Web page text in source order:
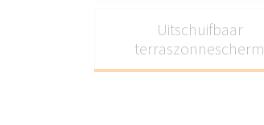
Uitschuifbaar
terraszonnescherm